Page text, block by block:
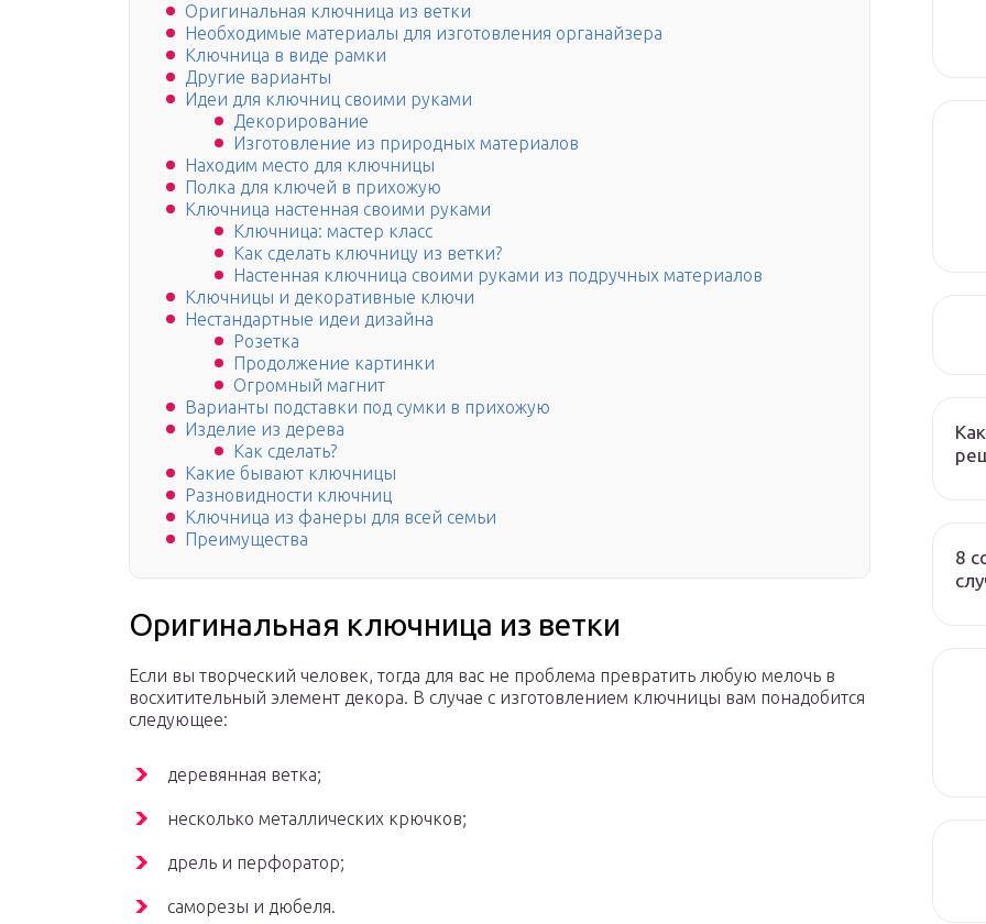
Оригинальная ключница из ветки
Необходимые материалы для изготовления органайзера
Ключница в виде рамки
Другие варианты
Идеи для ключниц своими руками
Декорирование
Изготовление из природных материалов
Находим место для ключницы
Полка для ключей в прихожую
Ключница настенная своими руками
Ключница: мастер класс
Как сделать ключницу из ветки?
Настенная ключница своими руками из подручных материалов
Ключницы и декоративные ключи
Нестандартные идеи дизайна
Розетка
Продолжение картинки
Огромный магнит
Варианты подставки под сумки в прихожую
Изделие из дерева
Как сделать?
Какие бывают ключницы
Разновидности ключниц
Ключница из фанеры для всей семьи
Преимущества
Оригинальная ключница из ветки
Если вы творческий человек, тогда для вас не проблема превратить любую мелочь в
восхитительный элемент декора. В случае с изготовлением ключницы вам понадобится
следующее:
деревянная ветка;
несколько металлических крючков;
дрель и перфоратор;
саморезы и дюбеля.
8